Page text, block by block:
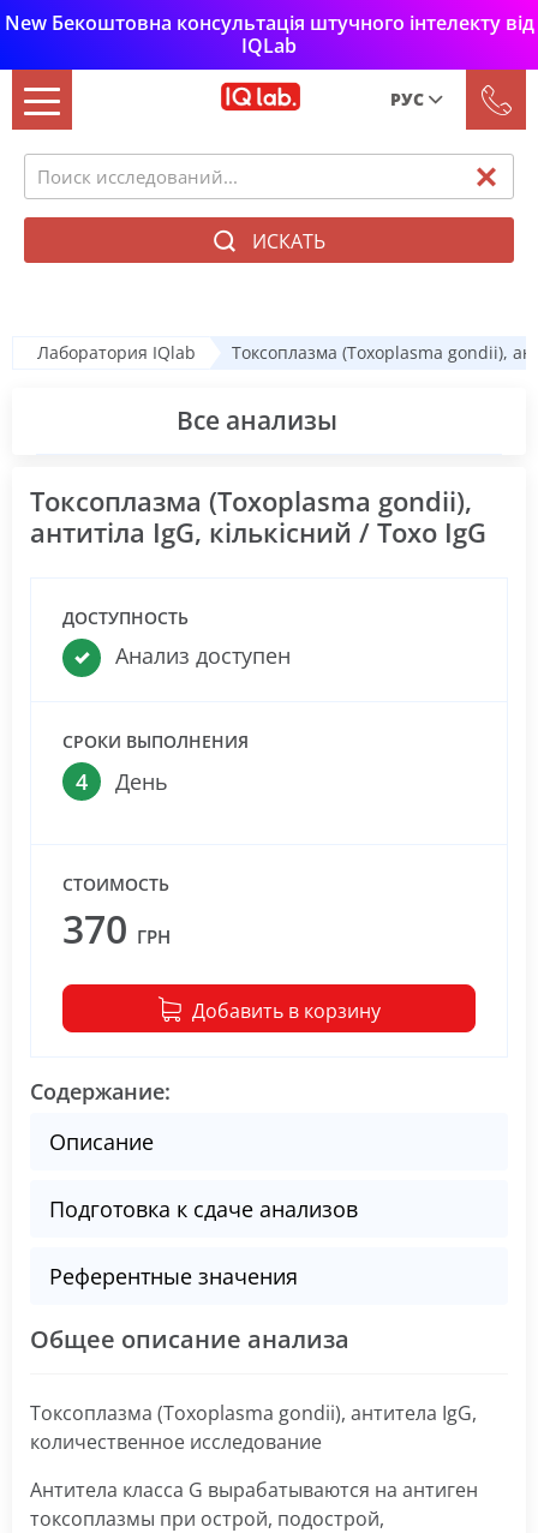
New Бекоштовна консультація штучного інтелекту від
IQLab
РУС
Укр
ИСКАТЬ
Лаборатория IQlab Токсоплазма (Toxoplasma gondii),
Все анализы
Токсоплазма (Toxoplasma gondii),
антитіла IgG, кількісний / Toxo IgG
ДОСТУПНОСТЬ
Анализ доступен
СРОКИ ВЫПОЛНЕНИЯ
4 День
СТОИМОСТЬ
370 ГРН
Добавить в корзину
Содержание:
Описание
Подготовка к сдаче анализов
Референтные значения
Общее описание анализа
Токсоплазма (Toxoplasma gondii), антитела IgG,
количественное исследование
Антитела класса G вырабатываются на антиген
токсоплазмы при острой, подострой,